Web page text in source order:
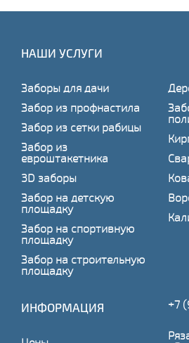
НАШИ УСЛУГИ
Заборы для дачи
Забор из профнастила
Забор из сетки рабицы
Забор из
евроштакетника
3D заборы
Забор на детскую
площадку
Забор на спортивную
площадку
Забор на строительную
площадку
ИНФОРМАЦИЯ +7